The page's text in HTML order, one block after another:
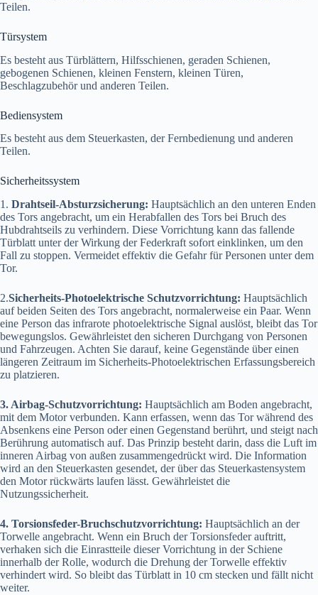
Teilen.
Türsystem
Es besteht aus Türblättern, Hilfsschienen, geraden Schienen,
gebogenen Schienen, kleinen Fenstern, kleinen Türen,
Beschlagzubehör und anderen Teilen.
Bediensystem
Es besteht aus dem Steuerkasten, der Fernbedienung und anderen
Teilen.
Sicherheitssystem
1. Drahtseil-Absturzsicherung: Hauptsächlich an den unteren Enden
des Tors angebracht, um ein Herabfallen des Tors bei Bruch des
Hubdrahtseils zu verhindern. Diese Vorrichtung kann das fallende
Türblatt unter der Wirkung der Federkraft sofort einklinken, um den
Fall zu stoppen. Vermeidet effektiv die Gefahr für Personen unter dem
Tor.
2.Sicherheits-Photoelektrische Schutzvorrichtung: Hauptsächlich
auf beiden Seiten des Tors angebracht, normalerweise ein Paar. Wenn
eine Person das infrarote photoelektrische Signal auslöst, bleibt das Tor
bewegungslos. Gewährleistet den sicheren Durchgang von Personen
und Fahrzeugen. Achten Sie darauf, keine Gegenstände über einen
längeren Zeitraum im Sicherheits-Photoelektrischen Erfassungsbereich
zu platzieren.
3. Airbag-Schutzvorrichtung: Hauptsächlich am Boden angebracht,
mit dem Motor verbunden. Kann erfassen, wenn das Tor während des
Absenkens eine Person oder einen Gegenstand berührt, und steigt nach
Berührung automatisch auf. Das Prinzip besteht darin, dass die Luft im
inneren Airbag von außen zusammengedrückt wird. Die Information
wird an den Steuerkasten gesendet, der über das Steuerkastensystem
den Motor rückwärts laufen lässt. Gewährleistet die
Nutzungssicherheit.
4. Torsionsfeder-Bruchschutzvorrichtung: Hauptsächlich an der
Torwelle angebracht. Wenn ein Bruch der Torsionsfeder auftritt,
verhaken sich die Einrastteile dieser Vorrichtung in der Schiene
innerhalb der Rolle, wodurch die Drehung der Torwelle effektiv
verhindert wird. So bleibt das Türblatt in 10 cm stecken und fällt nicht
weiter.